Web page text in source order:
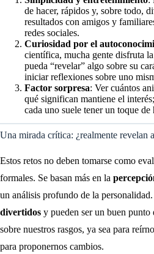
de hacer, rápidos y, sobre todo,
resultados con amigos y
redes sociales.
Curiosidad por el
científica, mucha gente disfruta
pueda “revelar” algo sobre su
iniciar reflexiones sobre uno
Factor sorpresa: Ver cuántos
qué significan mantiene el
cada uno suele tener un toque de
Una mirada crítica: ¿realmente revelan
Estos retos no deben tomarse como
formales. Se basan más en la
un análisis profundo de la
divertidos y pueden ser un buen
sobre nuestros rasgos, ya sea para
para proponernos cambios.